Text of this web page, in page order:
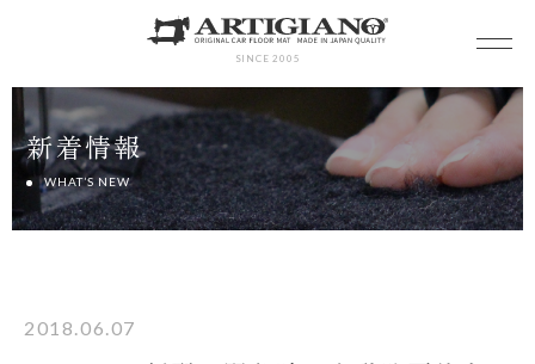
SINCE 2005
新着情報
WHAT’S NEW
2018.06.07